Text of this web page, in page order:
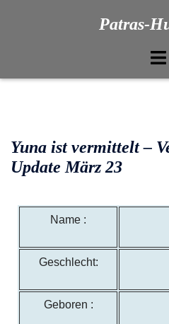
Patras-
Yuna ist vermittelt –
Update März 23
Name :
Geschlecht:
Geboren :